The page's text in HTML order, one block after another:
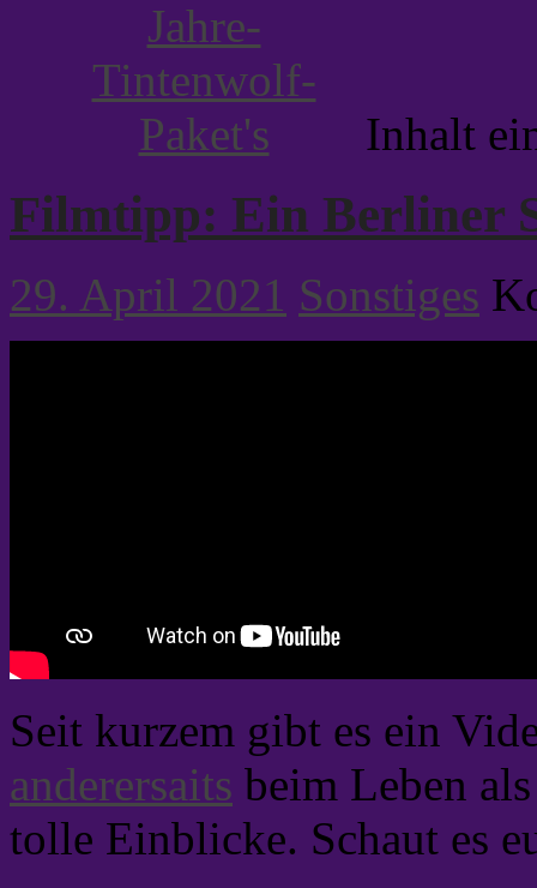
Inhalt
Filmtipp: Ein Berliner
29. April 2021 Sonstiges
Seit kurzem gibt es ein
anderersaits beim Leben
tolle Einblicke. Schaut es